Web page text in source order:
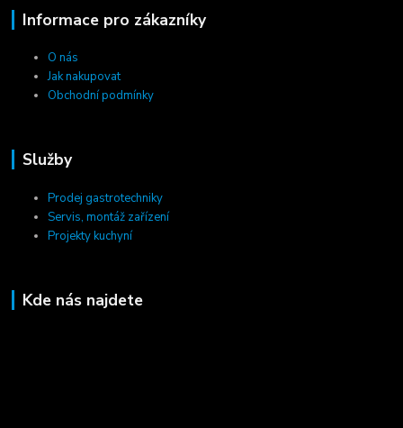
Informace pro zákazníky
O nás
Jak nakupovat
Obchodní podmínky
Služby
Prodej gastrotechniky
Servis, montáž zařízení
Projekty kuchyní
Kde nás najdete